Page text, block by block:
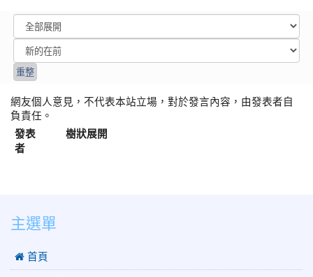
網友個人意見，不代表本站立場，對於發言內容，由發表者自
負責任。
發表
者
樹狀展開
主選單
 首頁